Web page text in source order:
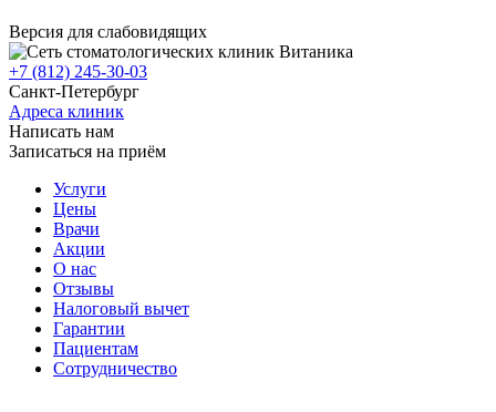
Версия для слабовидящих
+7 (812) 245-30-03
Санкт-Петербург
Адреса клиник
Написать нам
Записаться на приём
Услуги
Цены
Врачи
Акции
О нас
Отзывы
Налоговый вычет
Гарантии
Пациентам
Сотрудничество